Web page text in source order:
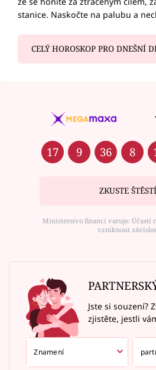
stanice. Naskočte na palubu a
CELÝ HOROSKOP PRO DNEŠNÍ
17 9 36 8
ZKUSTE ŠTĚSTÍ
Ministerstvo financí varuje: Účastí
vzniknout
Jste si souzení?
zjistěte, jestli